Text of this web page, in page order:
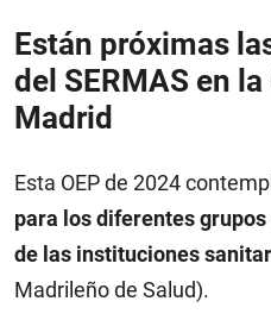
Están próximas
del SERMAS en
Madrid
Esta OEP de 2024
para los diferentes
de las instituciones
Madrileño de Salud).